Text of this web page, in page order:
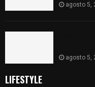
agosto 5,
agosto 5,
LIFESTYLE